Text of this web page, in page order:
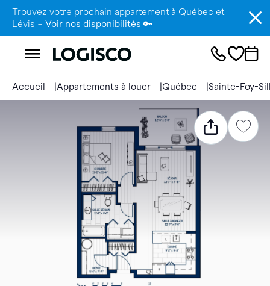
Trouvez votre prochain appartement à Québec et
Lévis – Voir nos disponibilités 🔑
Accueil Appartements à louer Québec Sainte-Foy-